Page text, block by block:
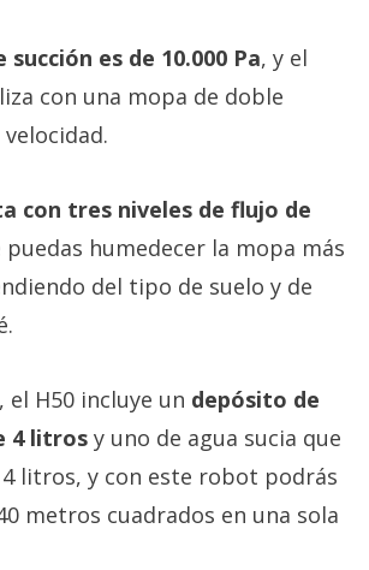
succión es de 10.000 Pa, y el
con una mopa de doble
con tres niveles de flujo de
puedas humedecer la mopa más
del tipo de suelo y de
H50 incluye un depósito de
4 litros y uno de agua sucia que
litros, y con este robot podrás
metros cuadrados en una sola